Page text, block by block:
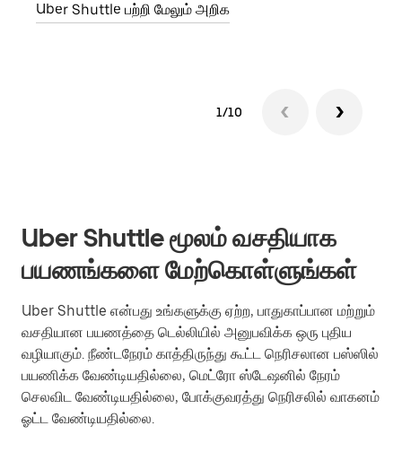
Uber Shuttle பற்றி மேலும் அறிக
1/10
Uber Shuttle மூலம் வசதியாக
பயணங்களை மேற்கொள்ளுங்கள்
Uber Shuttle என்பது உங்களுக்கு ஏற்ற, பாதுகாப்பான மற்றும்
வசதியான பயணத்தை டெல்லியில் அனுபவிக்க ஒரு புதிய
வழியாகும். நீண்டநேரம் காத்திருந்து கூட்ட நெரிசலான பஸ்ஸில்
பயணிக்க வேண்டியதில்லை, மெட்ரோ ஸ்டேஷனில் நேரம்
செலவிட வேண்டியதில்லை, போக்குவரத்து நெரிசலில் வாகனம்
ஓட்ட வேண்டியதில்லை.